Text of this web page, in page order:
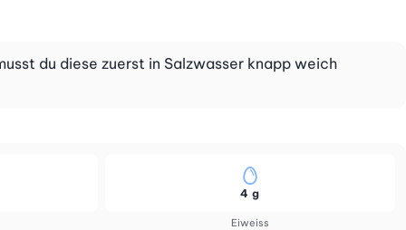
du diese zuerst in Salzwasser knapp weich
Eiweiss
4 g